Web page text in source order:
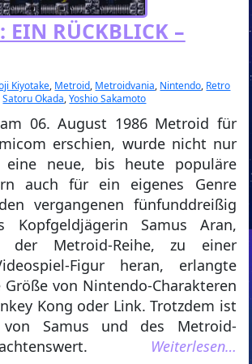
EIN RÜCKBLICK –
Kiyotake, Metroid, Metroidvania, Nintendo, Retro
Satoru Okada,Yoshio Sakamoto
06. August 1986 Metroid für
erschien, wurde nicht nur
neue, bis heute populäre
auch für ein eigenes Genre
vergangenen fünfunddreißig
Kopfgeldjägerin Samus Aran,
der Metroid-Reihe, zu einer
Figur heran, erlangte
von Nintendo-Charakteren
Kong oder Link. Trotzdem ist
Samus und des Metroid-
Weiterlesen…